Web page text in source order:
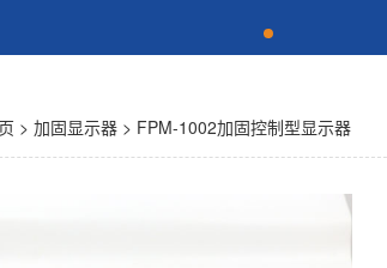
> 加固显示器 > FPM-1002加固控制型显示器